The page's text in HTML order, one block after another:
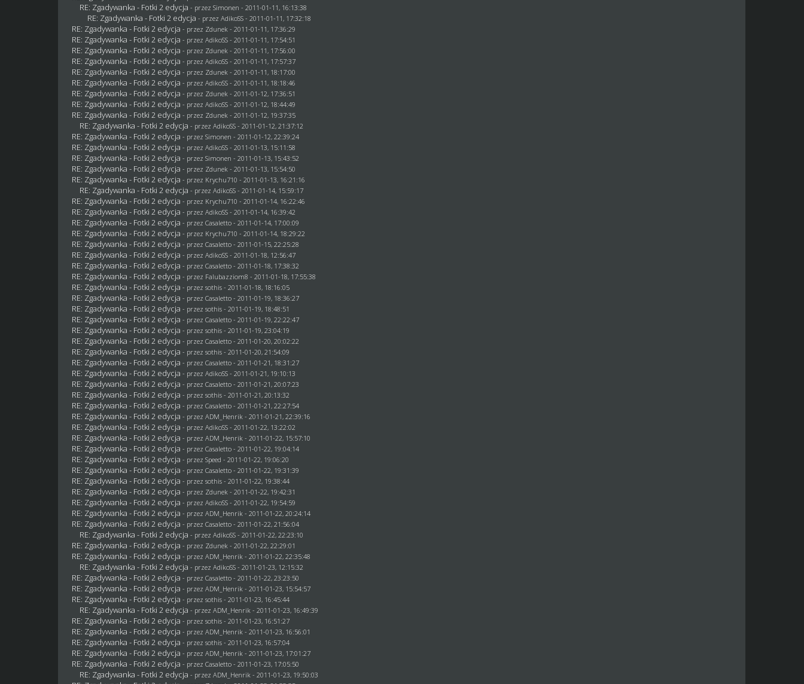
RE: Zgadywanka - Fotki 2 edycja - przezSimonen - 2011-01-11, 16:13:38
RE: Zgadywanka - Fotki 2 edycja - przez AdikoSS - 2011-01-11, 17:32:18
RE: Zgadywanka - Fotki 2 edycja - przez Zdunek - 2011-01-11, 17:36:29
RE: Zgadywanka - Fotki 2 edycja - przez AdikoSS - 2011-01-11, 17:54:51
RE: Zgadywanka - Fotki 2 edycja - przez Zdunek - 2011-01-11, 17:56:00
RE: Zgadywanka - Fotki 2 edycja - przez AdikoSS - 2011-01-11, 17:57:37
RE: Zgadywanka - Fotki 2 edycja - przez Zdunek - 2011-01-11, 18:17:00
RE: Zgadywanka - Fotki 2 edycja - przez AdikoSS - 2011-01-11, 18:18:46
RE: Zgadywanka - Fotki 2 edycja - przez Zdunek - 2011-01-12, 17:36:51
RE: Zgadywanka - Fotki 2 edycja - przez AdikoSS - 2011-01-12, 18:44:49
RE: Zgadywanka - Fotki 2 edycja - przez Zdunek - 2011-01-12, 19:37:35
RE: Zgadywanka - Fotki 2 edycja - przez AdikoSS - 2011-01-12, 21:37:12
RE: Zgadywanka - Fotki 2 edycja - przezSimonen - 2011-01-12, 22:39:24
RE: Zgadywanka - Fotki 2 edycja - przez AdikoSS - 2011-01-13, 15:11:58
RE: Zgadywanka - Fotki 2 edycja - przezSimonen - 2011-01-13, 15:43:52
RE: Zgadywanka - Fotki 2 edycja - przez Zdunek - 2011-01-13, 15:54:50
RE: Zgadywanka - Fotki 2 edycja - przez Krychu710 - 2011-01-13, 16:21:16
RE: Zgadywanka - Fotki 2 edycja - przez AdikoSS - 2011-01-14, 15:59:17
RE: Zgadywanka - Fotki 2 edycja - przez Krychu710 - 2011-01-14, 16:22:46
RE: Zgadywanka - Fotki 2 edycja - przez AdikoSS - 2011-01-14, 16:39:42
RE: Zgadywanka - Fotki 2 edycja - przezCasaletto - 2011-01-14, 17:00:09
RE: Zgadywanka - Fotki 2 edycja - przez Krychu710 - 2011-01-14, 18:29:22
RE: Zgadywanka - Fotki 2 edycja - przezCasaletto - 2011-01-15, 22:25:28
RE: Zgadywanka - Fotki 2 edycja - przez AdikoSS - 2011-01-18, 12:56:47
RE: Zgadywanka - Fotki 2 edycja - przezCasaletto - 2011-01-18, 17:38:32
RE: Zgadywanka - Fotki 2 edycja - przez Falubazziom8 - 2011-01-18, 17:55:38
RE: Zgadywanka - Fotki 2 edycja - przezsothis - 2011-01-18, 18:16:05
RE: Zgadywanka - Fotki 2 edycja - przezCasaletto - 2011-01-19, 18:36:27
RE: Zgadywanka - Fotki 2 edycja - przezsothis - 2011-01-19, 18:48:51
RE: Zgadywanka - Fotki 2 edycja - przezCasaletto - 2011-01-19, 22:22:47
RE: Zgadywanka - Fotki 2 edycja - przezsothis - 2011-01-19, 23:04:19
RE: Zgadywanka - Fotki 2 edycja - przezCasaletto - 2011-01-20, 20:02:22
RE: Zgadywanka - Fotki 2 edycja - przezsothis - 2011-01-20, 21:54:09
RE: Zgadywanka - Fotki 2 edycja - przezCasaletto - 2011-01-21, 18:31:27
RE: Zgadywanka - Fotki 2 edycja - przez AdikoSS - 2011-01-21, 19:10:13
RE: Zgadywanka - Fotki 2 edycja - przezCasaletto - 2011-01-21, 20:07:23
RE: Zgadywanka - Fotki 2 edycja - przezsothis - 2011-01-21, 20:13:32
RE: Zgadywanka - Fotki 2 edycja - przezCasaletto - 2011-01-21, 22:27:54
RE: Zgadywanka - Fotki 2 edycja - przezADM_Henrik - 2011-01-21, 22:39:16
RE: Zgadywanka - Fotki 2 edycja - przez AdikoSS - 2011-01-22, 13:22:02
RE: Zgadywanka - Fotki 2 edycja - przezADM_Henrik - 2011-01-22, 15:57:10
RE: Zgadywanka - Fotki 2 edycja - przezCasaletto - 2011-01-22, 19:04:14
RE: Zgadywanka - Fotki 2 edycja - przezSpeed - 2011-01-22, 19:06:20
RE: Zgadywanka - Fotki 2 edycja - przezCasaletto - 2011-01-22, 19:31:39
RE: Zgadywanka - Fotki 2 edycja - przezsothis - 2011-01-22, 19:38:44
RE: Zgadywanka - Fotki 2 edycja - przez Zdunek - 2011-01-22, 19:42:31
RE: Zgadywanka - Fotki 2 edycja - przez AdikoSS - 2011-01-22, 19:54:59
RE: Zgadywanka - Fotki 2 edycja - przezADM_Henrik - 2011-01-22, 20:24:14
RE: Zgadywanka - Fotki 2 edycja - przezCasaletto - 2011-01-22, 21:56:04
RE: Zgadywanka - Fotki 2 edycja - przez AdikoSS - 2011-01-22, 22:23:10
RE: Zgadywanka - Fotki 2 edycja - przez Zdunek - 2011-01-22, 22:29:01
RE: Zgadywanka - Fotki 2 edycja - przezADM_Henrik - 2011-01-22, 22:35:48
RE: Zgadywanka - Fotki 2 edycja - przez AdikoSS - 2011-01-23, 12:15:32
RE: Zgadywanka - Fotki 2 edycja - przezCasaletto - 2011-01-22, 23:23:50
RE: Zgadywanka - Fotki 2 edycja - przezADM_Henrik - 2011-01-23, 15:54:57
RE: Zgadywanka - Fotki 2 edycja - przezsothis - 2011-01-23, 16:45:44
RE: Zgadywanka - Fotki 2 edycja - przezADM_Henrik - 2011-01-23, 16:49:39
RE: Zgadywanka - Fotki 2 edycja - przezsothis - 2011-01-23, 16:51:27
RE: Zgadywanka - Fotki 2 edycja - przezADM_Henrik - 2011-01-23, 16:56:01
RE: Zgadywanka - Fotki 2 edycja - przezsothis - 2011-01-23, 16:57:04
RE: Zgadywanka - Fotki 2 edycja - przezADM_Henrik - 2011-01-23, 17:01:27
RE: Zgadywanka - Fotki 2 edycja - przezCasaletto - 2011-01-23, 17:05:50
RE: Zgadywanka - Fotki 2 edycja - przezADM_Henrik - 2011-01-23, 19:50:03